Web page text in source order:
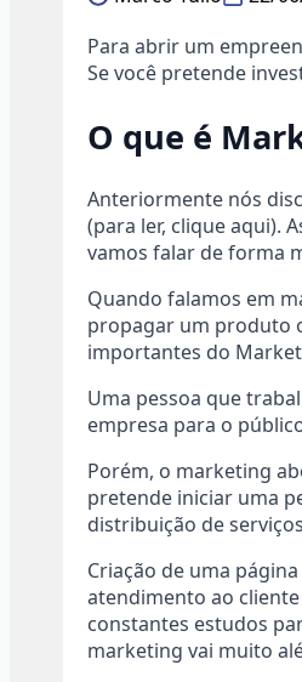
Para abrir um
Se você pretende
O que é
Anteriormente nós
(para ler, clique aqui).
vamos falar de forma
Quando falamos em
propagar um produto
importantes do
Uma pessoa que
empresa para o
Porém, o marketing
pretende iniciar uma
distribuição de
Criação de uma
atendimento ao
constantes estudos
marketing vai muito